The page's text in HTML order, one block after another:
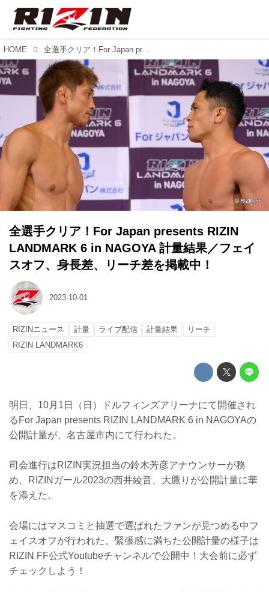
HOME 全選手クリア！For Japan presents RIZIN LANDMARK 6 in NAGOYA 計量結果／フェイスオフ、身長差、リーチ差を掲載中！
全選手クリア！For Japan presents RIZIN
LANDMARK 6 in NAGOYA 計量結果／フェイ
スオフ、身長差、リーチ差を掲載中！
2023-10-01
RIZINニュース 計量 ライブ配信 計量結果
リーチ
RIZIN LANDMARK6
明日、10月1日（日）ドルフィンズアリーナにて開催され
るFor Japan presents RIZIN LANDMARK 6 in NAGOYAの
公開計量が、名古屋市内にて行われた。
司会進行はRIZIN実況担当の鈴木芳彦アナウンサーが務
め、RIZINガール2023の西井綾音、大鷹りが公開計量に華
を添えた。
会場にはマスコミと抽選で選ばれたファンが見つめる中フ
ェイスオフが行われた。緊張感に満ちた公開計量の様子は
RIZIN FF公式Youtubeチャンネルで公開中！大会前に必ず
チェックしよう！